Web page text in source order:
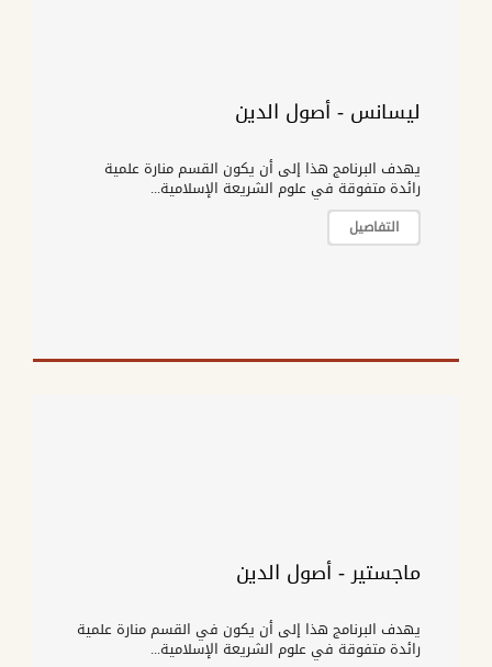
ليسانس - أصول الدين
يهدف البرنامج هذا إلى أن يكون القسم منارة علمية
رائدة متفوقة في علوم الشريعة الإسلامية...
التفاصيل
ماجستير - أصول الدين
يهدف البرنامج هذا إلى أن يكون في القسم منارة علمية
رائدة متفوقة في علوم الشريعة الإسلامية...